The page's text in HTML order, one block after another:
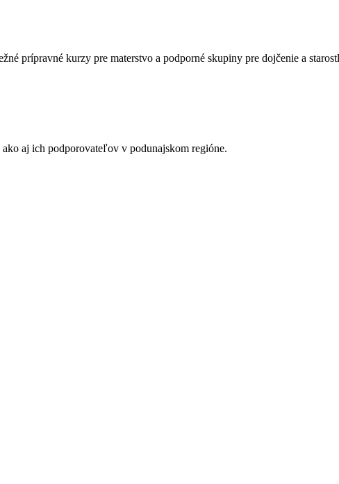
prípravné kurzy pre materstvo a podporné skupiny pre dojčenie a
aj ich podporovateľov v podunajskom regióne.